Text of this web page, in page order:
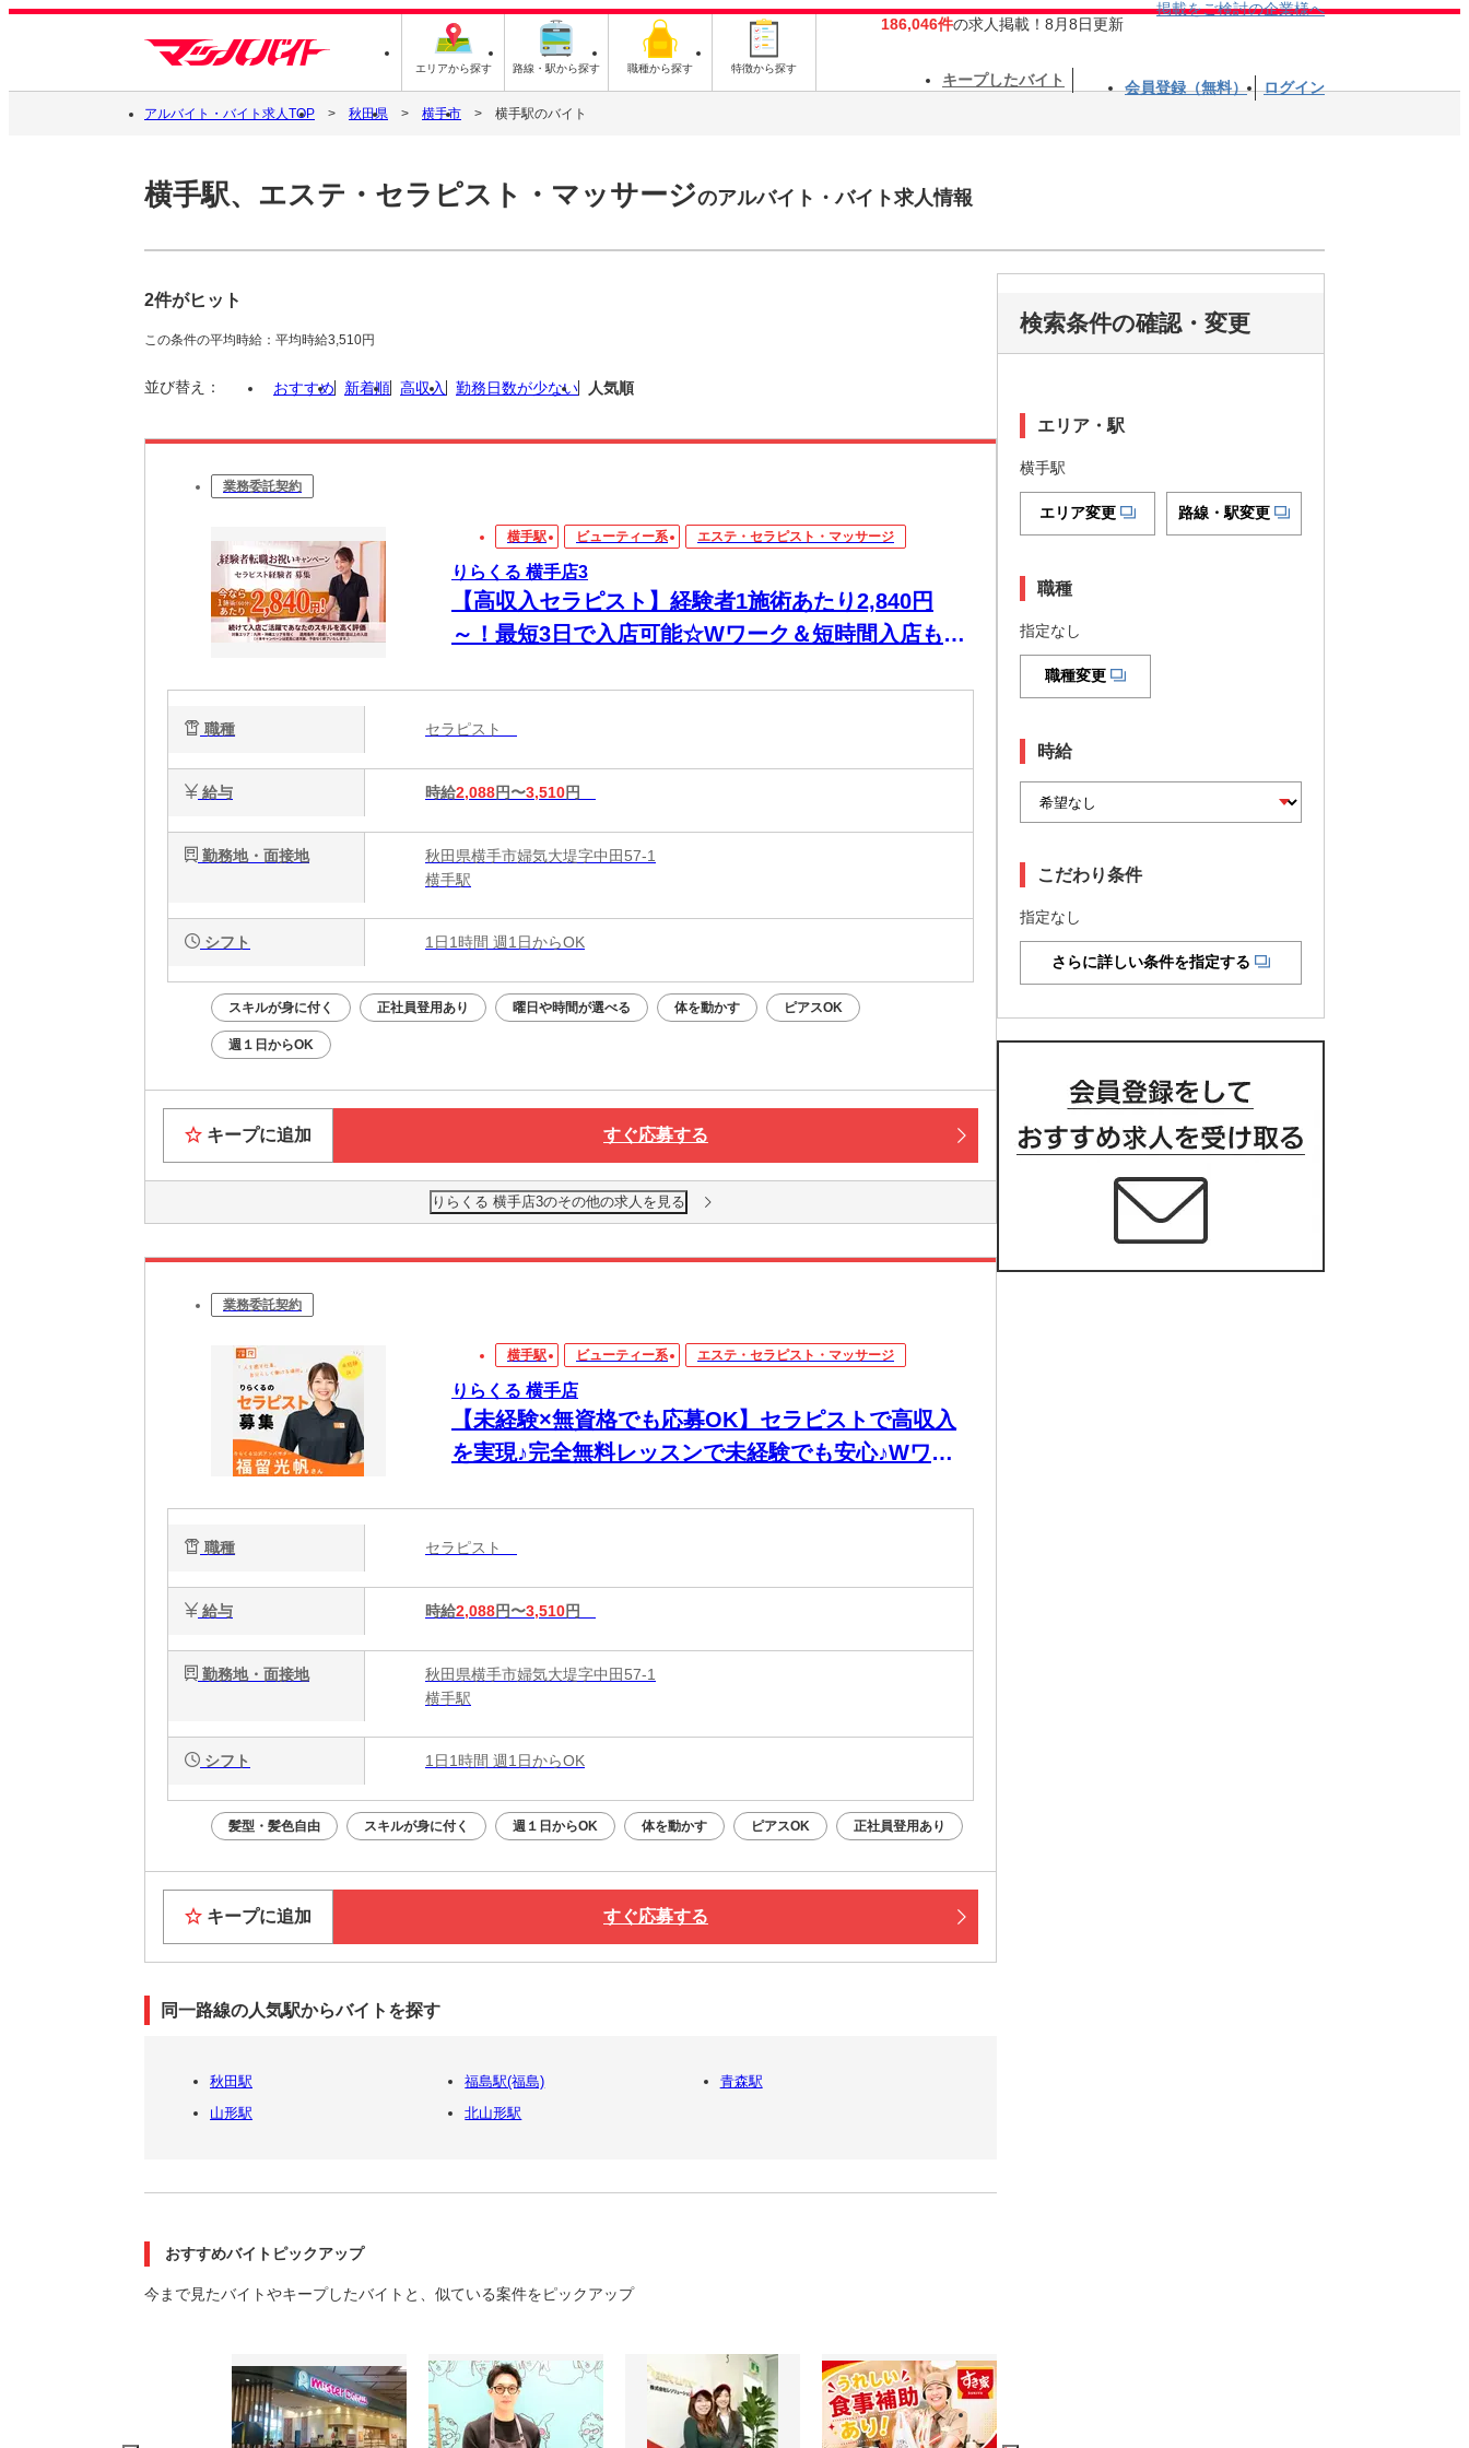
エリアから探す 路線・駅から探す 職種から探す 特徴から探す
186,046件の求人掲載！8月8日更新
掲載をご検討の企業様へ
キープしたバイト 会員登録（無料） ログイン
アルバイト・バイト求人TOP 秋田県 横手市 横手駅のバイト
横手駅、エステ・セラピスト・マッサージのアルバイト・バイト求人情報
2件がヒット
この条件の平均時給：平均時給3,510円
並び替え： おすすめ 新着順 高収入 勤務日数が少ない 人気順
業務委託契約
横手駅 ビューティー系 エステ・セラピスト・マッサージ
りらくる 横手店3
【高収入セラピスト】経験者1施術あたり2,840円
～！最短3日で入店可能☆Wワーク＆短時間入店も
職種 セラピスト
給与 時給2,088円〜3,510円
勤務地・面接地
秋田県横手市婦気大堤字中田57-1
横手駅
シフト 1日1時間 週1日からOK
スキルが身に付く 正社員登用あり 曜日や時間が選べる 体を動かす ピアスOK
週１日からOK
キープに追加 すぐ応募する
りらくる 横手店3のその他の求人を見る
業務委託契約
横手駅 ビューティー系 エステ・セラピスト・マッサージ
りらくる 横手店
【未経験×無資格でも応募OK】セラピストで高収入
を実現♪完全無料レッスンで未経験でも安心♪Wワー
職種 セラピスト
給与 時給2,088円〜3,510円
勤務地・面接地
秋田県横手市婦気大堤字中田57-1
横手駅
シフト 1日1時間 週1日からOK
髪型・髪色自由 スキルが身に付く 週１日からOK 体を動かす ピアスOK 正社員登用あり
キープに追加 すぐ応募する
同一路線の人気駅からバイトを探す
秋田駅 福島駅(福島)
青森駅
山形駅
北山形駅
おすすめバイトピックアップ
今まで見たバイトやキープしたバイトと、似ている案件をピックアップ
検索条件の確認・変更
エリア・駅
横手駅
エリア変更 路線・駅変更
職種
指定なし
職種変更
時給
こだわり条件
指定なし
さらに詳しい条件を指定する